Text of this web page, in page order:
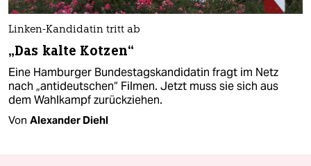
Linken-Kandidatin tritt ab
„Das kalte Kotzen“
Eine Hamburger Bundestagskandidatin fragt im Netz
nach „antideutschen“ Filmen. Jetzt muss sie sich aus
dem Wahlkampf zurückziehen.
Von Alexander Diehl